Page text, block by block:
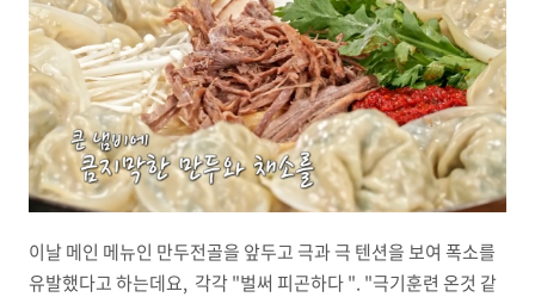
이날 메인 메뉴인 만두전골을 앞두고 극과 극 텐션을 보여 폭소를
유발했다고 하는데요, 각각 "벌써 피곤하다 ". "극기훈련 온것 같